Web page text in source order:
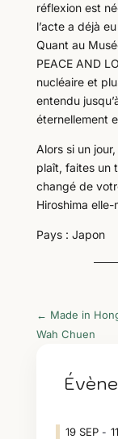
réflexion est
l’acte a déjà
Quant au
PEACE AND
nucléaire et
entendu
éternellement
Alors si un
plaît, faites un
changé de
Hiroshima
Pays : Japon
← Made in
Wah Chuen
19 SEP